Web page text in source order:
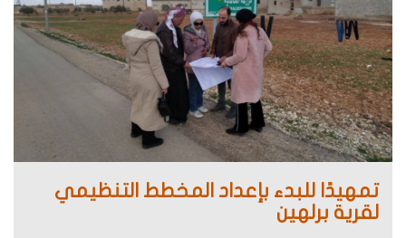
تمهيدًا للبدء بإعداد المخطط التنظيمي
لقرية برلهين